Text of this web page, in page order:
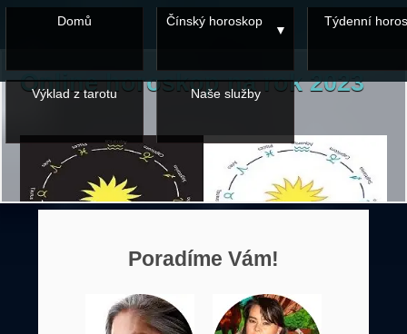
Domů Čínský horoskop Týdenní
Výklad z tarotu Naše služby
Online horoskop na rok 2023
Poradíme Vám!